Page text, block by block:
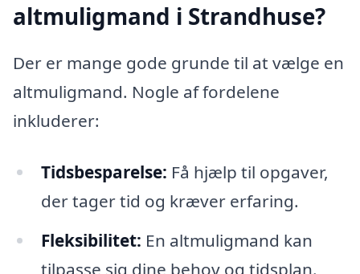
altmuligmand i Strandhuse?
Der er mange gode grunde til at vælge en
altmuligmand. Nogle af fordelene
inkluderer:
Tidsbesparelse: Få hjælp til opgaver,
der tager tid og kræver erfaring.
Fleksibilitet: En altmuligmand kan